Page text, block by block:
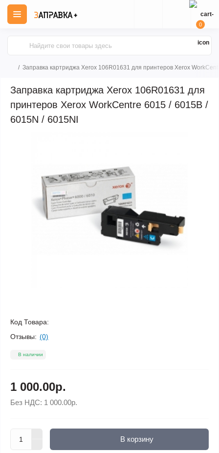
0
Заправка картриджа Xerox 106R01631 для принтеров Xerox
Заправка картриджа Xerox 106R01631 для
принтеров Xerox WorkCentre 6015 / 6015B /
6015N / 6015NI
Код Товара:
Отзывы: (0)
В наличии
1 000.00р.
Без НДС: 1 000.00р.
В корзину